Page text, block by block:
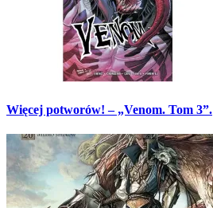
Więcej potworów! – „Venom. Tom 3”.